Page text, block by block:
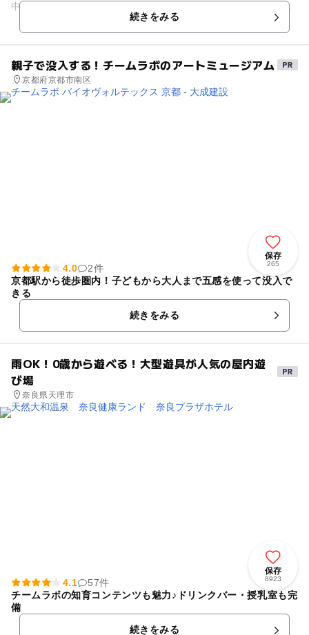
中に、子どもたちにふと浮かぶ疑問質問！「なぜ・・・・な
の？」これは、将来の「問...続きをみる
親子で没入する！チームラボのアートミュージアム
京都府京都市南区
保存
265
4.0
2件
京都駅から徒歩圏内！子どもから大人まで五感を使って没入で
きる
続きをみる
雨OK！0歳から遊べる！大型遊具が人気の屋内遊
び場
奈良県天理市
保存
8923
4.1
57件
チームラボの知育コンテンツも魅力♪ドリンクバー・授乳室も完
備
続きをみる